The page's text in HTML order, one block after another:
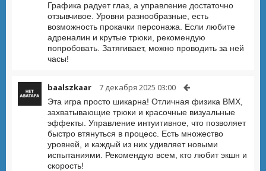
Графика радует глаз, а управление достаточно
отзывчивое. Уровни разнообразные, есть
возможность прокачки персонажа. Если любите
адреналин и крутые трюки, рекомендую
попробовать. Затягивает, можно проводить за ней
часы!
baalszkaar 7 декабря 2025 03:00
Эта игра просто шикарна! Отличная физика BMX,
захватывающие трюки и красочные визуальные
эффекты. Управление интуитивное, что позволяет
быстро втянуться в процесс. Есть множество
уровней, и каждый из них удивляет новыми
испытаниями. Рекомендую всем, кто любит экшн и
скорость!